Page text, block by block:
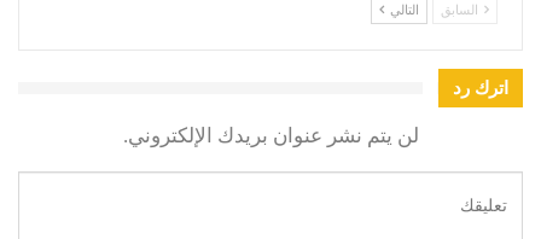
السابق التالي
اترك رد
لن يتم نشر عنوان بريدك الإلكتروني.